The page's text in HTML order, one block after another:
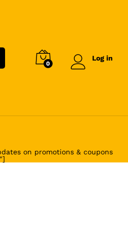
0
Log in
on promotions & coupons